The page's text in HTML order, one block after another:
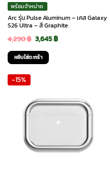
พร้อมจำหน่าย
Arc รุ่น Pulse Aluminum – เคส Galaxy
S26 Ultra – สี Graphite
4,290฿ Original
price
was:
3,645฿Current
หยิบใส่ตะกร้า
-15%